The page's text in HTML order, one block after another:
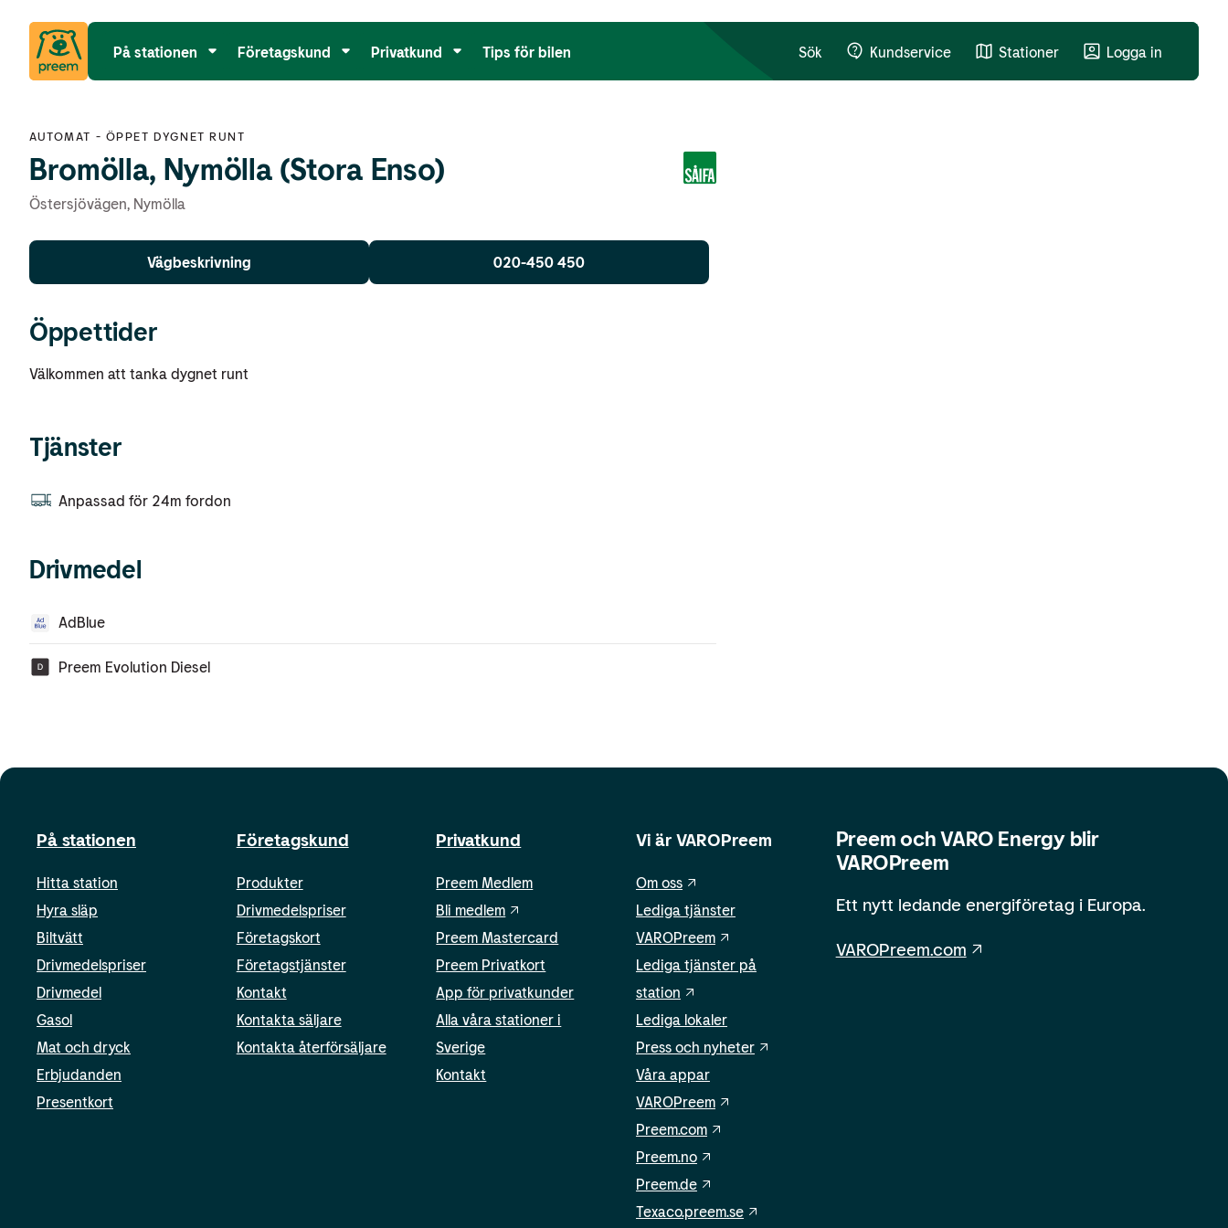
På stationen Företagskund Privatkund Tips för bilen Sök Kundservice Stationer Logga in
AUTOMAT - ÖPPET DYGNET RUNT
Bromölla, Nymölla (Stora Enso)
Östersjövägen, Nymölla
Vägbeskrivning 020-450 450
Öppettider
Välkommen att tanka dygnet runt
Tjänster
Anpassad för 24m fordon
Drivmedel
AdBlue
Preem Evolution Diesel
På stationen
Hitta station
Hyra släp
Biltvätt
Drivmedelspriser
Drivmedel
Gasol
Mat och dryck
Erbjudanden
Presentkort
Företagskund
Produkter
Drivmedelspriser
Företagskort
Företagstjänster
Kontakt
Kontakta säljare
Kontakta återförsäljare
Privatkund
Preem Medlem
Bli medlem
Preem Mastercard
Preem Privatkort
App för privatkunder
Alla våra stationer i
Sverige
Kontakt
Vi är VAROPreem
Om oss
Lediga tjänster
VAROPreem
Lediga tjänster på
station
Lediga lokaler
Press och nyheter
Våra appar
VAROPreem
Preem.com
Preem.no
Preem.de
Texaco.preem.se
Preem och VARO Energy blir
VAROPreem
Ett nytt ledande energiföretag i Europa.
VAROPreem.com